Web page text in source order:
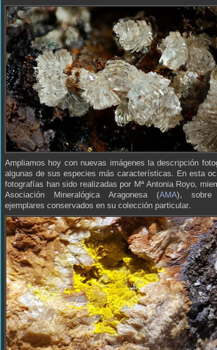
Ampliamos hoy con nuevas imágenes la descripción
algunas de sus especies más características. En esta
fotografías han sido realizadas por Mª Antonia Royo,
Asociación Mineralógica Aragonesa (AMA), sobre
ejemplares conservados en su colección particular.